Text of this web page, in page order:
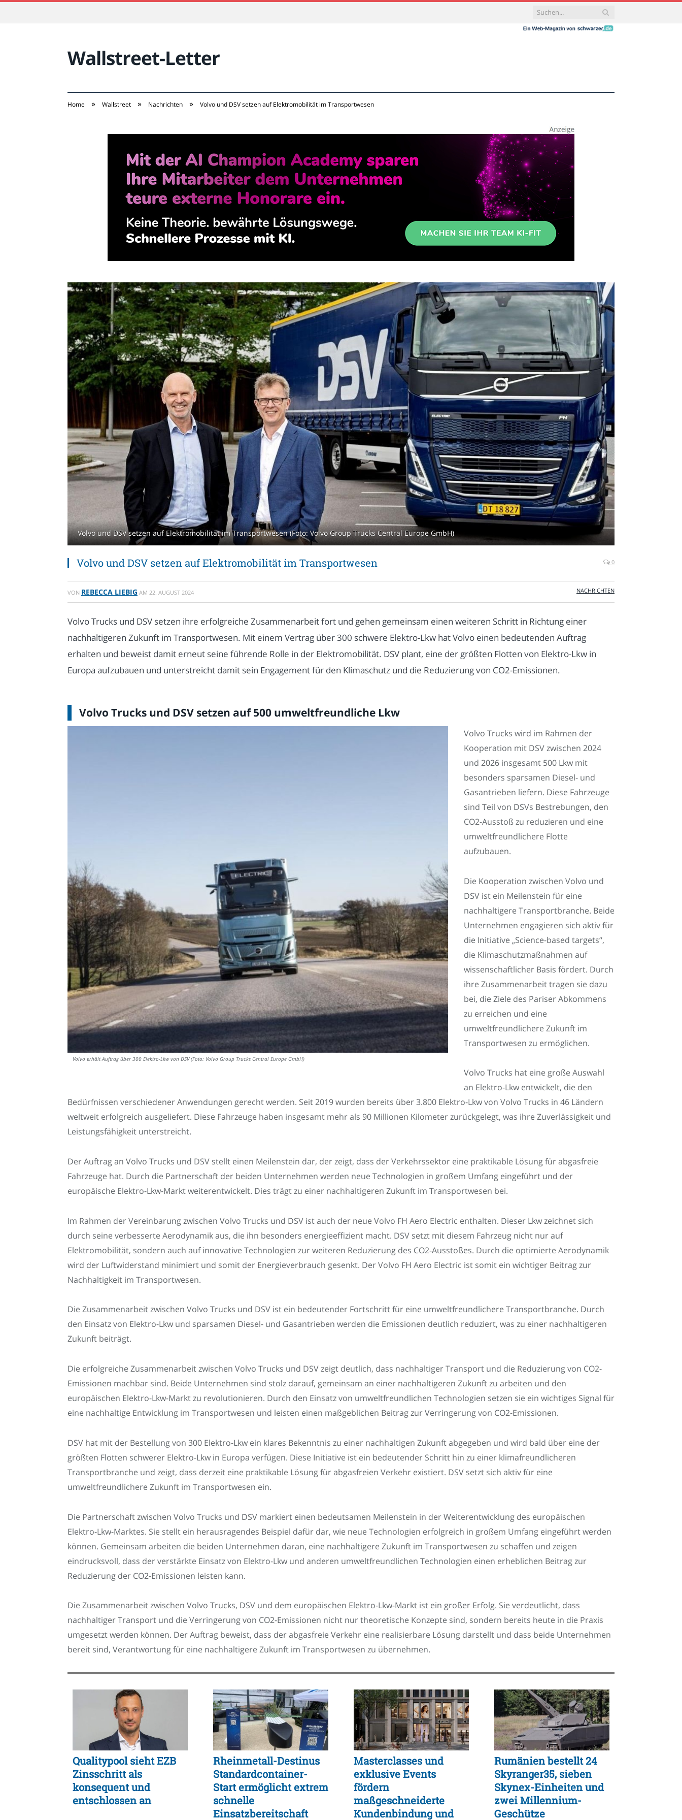
Wallstreet-Letter
Home » Wallstreet » Nachrichten » Volvo und DSV setzen auf Elektromobilität im Transportwesen
Volvo und DSV setzen auf Elektromobilität im Transportwesen (Foto: Volvo Group Trucks Central Europe GmbH)
Volvo und DSV setzen auf Elektromobilität im Transportwesen 0
VON REBECCA LIEBIG AM 22. AUGUST 2024 NACHRICHTEN
Volvo Trucks und DSV setzen ihre erfolgreiche Zusammenarbeit fort und gehen gemeinsam einen weiteren Schritt in Richtung einer
nachhaltigeren Zukunft im Transportwesen. Mit einem Vertrag über 300 schwere Elektro-Lkw hat Volvo einen bedeutenden Auftrag
erhalten und beweist damit erneut seine führende Rolle in der Elektromobilität. DSV plant, eine der größten Flotten von Elektro-Lkw in
Europa aufzubauen und unterstreicht damit sein Engagement für den Klimaschutz und die Reduzierung von CO2-Emissionen.
Volvo Trucks und DSV setzen auf 500 umweltfreundliche Lkw
Volvo erhält Auftrag über 300 Elektro-Lkw von DSV (Foto: Volvo Group Trucks Central Europe GmbH)
Volvo Trucks wird im Rahmen der
Kooperation mit DSV zwischen 2024
und 2026 insgesamt 500 Lkw mit
besonders sparsamen Diesel- und
Gasantrieben liefern. Diese Fahrzeuge
sind Teil von DSVs Bestrebungen, den
CO2-Ausstoß zu reduzieren und eine
umweltfreundlichere Flotte
aufzubauen.
Die Kooperation zwischen Volvo und
DSV ist ein Meilenstein für eine
nachhaltigere Transportbranche. Beide
Unternehmen engagieren sich aktiv für
die Initiative „Science-based targets“,
die Klimaschutzmaßnahmen auf
wissenschaftlicher Basis fördert. Durch
ihre Zusammenarbeit tragen sie dazu
bei, die Ziele des Pariser Abkommens
zu erreichen und eine
umweltfreundlichere Zukunft im
Transportwesen zu ermöglichen.
Volvo Trucks hat eine große Auswahl
an Elektro-Lkw entwickelt, die den
Bedürfnissen verschiedener Anwendungen gerecht werden. Seit 2019 wurden bereits über 3.800 Elektro-Lkw von Volvo Trucks in 46 Ländern
weltweit erfolgreich ausgeliefert. Diese Fahrzeuge haben insgesamt mehr als 90 Millionen Kilometer zurückgelegt, was ihre Zuverlässigkeit und
Leistungsfähigkeit unterstreicht.
Der Auftrag an Volvo Trucks und DSV stellt einen Meilenstein dar, der zeigt, dass der Verkehrssektor eine praktikable Lösung für abgasfreie
Fahrzeuge hat. Durch die Partnerschaft der beiden Unternehmen werden neue Technologien in großem Umfang eingeführt und der
europäische Elektro-Lkw-Markt weiterentwickelt. Dies trägt zu einer nachhaltigeren Zukunft im Transportwesen bei.
Im Rahmen der Vereinbarung zwischen Volvo Trucks und DSV ist auch der neue Volvo FH Aero Electric enthalten. Dieser Lkw zeichnet sich
durch seine verbesserte Aerodynamik aus, die ihn besonders energieeffizient macht. DSV setzt mit diesem Fahrzeug nicht nur auf
Elektromobilität, sondern auch auf innovative Technologien zur weiteren Reduzierung des CO2-Ausstoßes. Durch die optimierte Aerodynamik
wird der Luftwiderstand minimiert und somit der Energieverbrauch gesenkt. Der Volvo FH Aero Electric ist somit ein wichtiger Beitrag zur
Nachhaltigkeit im Transportwesen.
Die Zusammenarbeit zwischen Volvo Trucks und DSV ist ein bedeutender Fortschritt für eine umweltfreundlichere Transportbranche. Durch
den Einsatz von Elektro-Lkw und sparsamen Diesel- und Gasantrieben werden die Emissionen deutlich reduziert, was zu einer nachhaltigeren
Zukunft beiträgt.
Die erfolgreiche Zusammenarbeit zwischen Volvo Trucks und DSV zeigt deutlich, dass nachhaltiger Transport und die Reduzierung von CO2-
Emissionen machbar sind. Beide Unternehmen sind stolz darauf, gemeinsam an einer nachhaltigeren Zukunft zu arbeiten und den
europäischen Elektro-Lkw-Markt zu revolutionieren. Durch den Einsatz von umweltfreundlichen Technologien setzen sie ein wichtiges Signal für
eine nachhaltige Entwicklung im Transportwesen und leisten einen maßgeblichen Beitrag zur Verringerung von CO2-Emissionen.
DSV hat mit der Bestellung von 300 Elektro-Lkw ein klares Bekenntnis zu einer nachhaltigen Zukunft abgegeben und wird bald über eine der
größten Flotten schwerer Elektro-Lkw in Europa verfügen. Diese Initiative ist ein bedeutender Schritt hin zu einer klimafreundlicheren
Transportbranche und zeigt, dass derzeit eine praktikable Lösung für abgasfreien Verkehr existiert. DSV setzt sich aktiv für eine
umweltfreundlichere Zukunft im Transportwesen ein.
Die Partnerschaft zwischen Volvo Trucks und DSV markiert einen bedeutsamen Meilenstein in der Weiterentwicklung des europäischen
Elektro-Lkw-Marktes. Sie stellt ein herausragendes Beispiel dafür dar, wie neue Technologien erfolgreich in großem Umfang eingeführt werden
können. Gemeinsam arbeiten die beiden Unternehmen daran, eine nachhaltigere Zukunft im Transportwesen zu schaffen und zeigen
eindrucksvoll, dass der verstärkte Einsatz von Elektro-Lkw und anderen umweltfreundlichen Technologien einen erheblichen Beitrag zur
Reduzierung der CO2-Emissionen leisten kann.
Die Zusammenarbeit zwischen Volvo Trucks, DSV und dem europäischen Elektro-Lkw-Markt ist ein großer Erfolg. Sie verdeutlicht, dass
nachhaltiger Transport und die Verringerung von CO2-Emissionen nicht nur theoretische Konzepte sind, sondern bereits heute in die Praxis
umgesetzt werden können. Der Auftrag beweist, dass der abgasfreie Verkehr eine realisierbare Lösung darstellt und dass beide Unternehmen
bereit sind, Verantwortung für eine nachhaltigere Zukunft im Transportwesen zu übernehmen.
Qualitypool sieht EZB
Zinsschritt als
konsequent und
entschlossen an
Rheinmetall-Destinus
Standardcontainer-
Start ermöglicht extrem
schnelle
Einsatzbereitschaft
Masterclasses und
exklusive Events
fördern
maßgeschneiderte
Kundenbindung und
Rumänien bestellt 24
Skyranger35, sieben
Skynex-Einheiten und
zwei Millennium-
Geschütze